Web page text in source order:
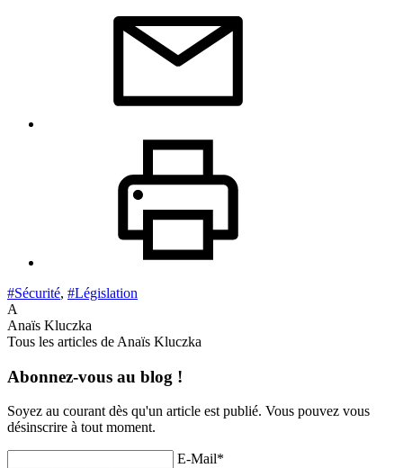
#Sécurité, #Législation
A
Anaïs Kluczka
Tous les articles de Anaïs Kluczka
Abonnez-vous au blog !
Soyez au courant dès qu'un article est publié. Vous pouvez vous
désinscrire à tout moment.
E-Mail*